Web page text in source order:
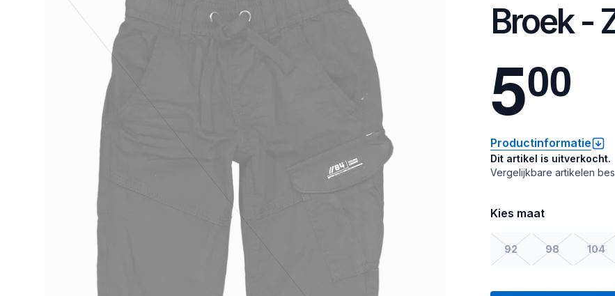
Broek -
500
Productinformatie
Dit artikel is uitverkocht.
Vergelijkbare artikelen
Kies maat
92 98 104